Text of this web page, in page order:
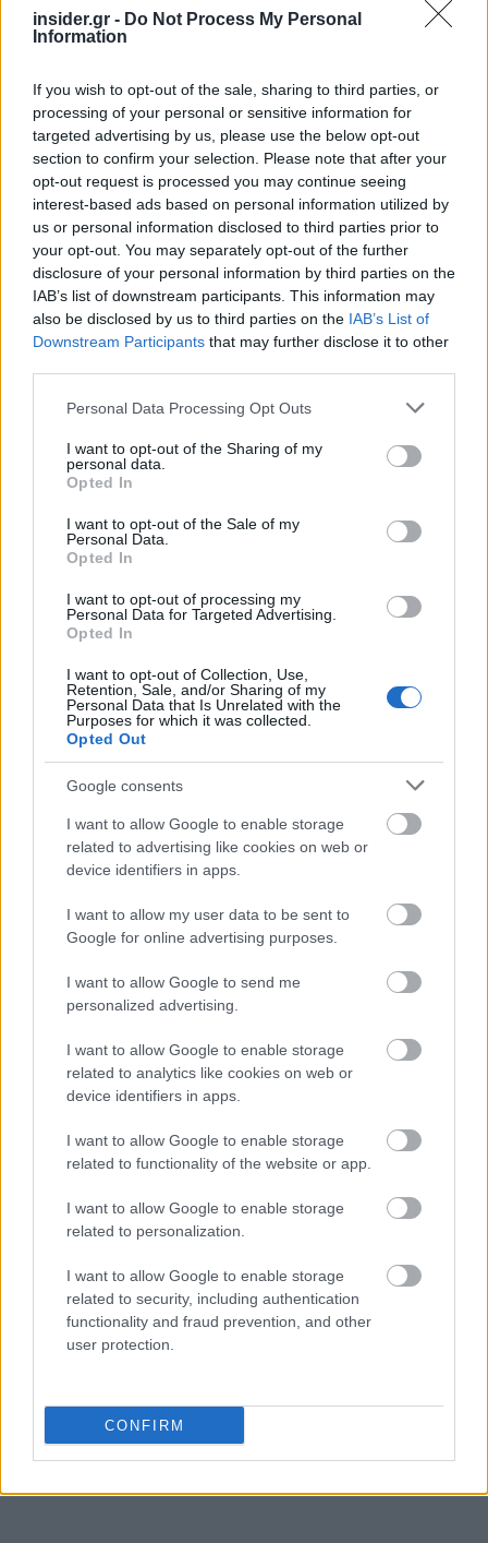
insider.gr - Do Not Process My Personal
Information
If you wish to opt-out of the sale, sharing to third parties, or
processing of your personal or sensitive information for
targeted advertising by us, please use the below opt-out
section to confirm your selection. Please note that after your
opt-out request is processed you may continue seeing
interest-based ads based on personal information utilized by
us or personal information disclosed to third parties prior to
your opt-out. You may separately opt-out of the further
disclosure of your personal information by third parties on the
IAB’s list of downstream participants. This information may
also be disclosed by us to third parties on the IAB’s List of
Downstream Participants that may further disclose it to other
Please note that this website/app uses one or more Google
not limited to your visit or usage behaviour. You may click to
grant or deny consent to Google and its third-party tags to
use your data for below specified purposes in below Google
consent section.
Personal Data Processing Opt Outs
I want to opt-out of the Sharing of my
personal data.
Opted In
I want to opt-out of the Sale of my
Personal Data.
Opted In
I want to opt-out of processing my
Personal Data for Targeted Advertising.
Opted In
I want to opt-out of Collection, Use,
Retention, Sale, and/or Sharing of my
Personal Data that Is Unrelated with the
Purposes for which it was collected.
Opted Out
Google consents
I want to allow Google to enable storage
related to advertising like cookies on web or
device identifiers in apps.
I want to allow my user data to be sent to
Google for online advertising purposes.
I want to allow Google to send me
personalized advertising.
I want to allow Google to enable storage
related to analytics like cookies on web or
device identifiers in apps.
I want to allow Google to enable storage
related to functionality of the website or app.
I want to allow Google to enable storage
related to personalization.
I want to allow Google to enable storage
related to security, including authentication
functionality and fraud prevention, and other
user protection.
CONFIRM
σοβαρά ζητήματα και πολιτικές πράξεις πάνω
στις οποίες μπορεί να το κάνει. Βρίσκομαι
κριτική με σειρά ενεργειών και δηλώσεών μου.
Αν κάποιοι θέλουν τόσο πολύ να με πλήξουν ή να
με μειώσουν πολιτικά, ας το κάνουν πάνω στο
έργο και στις πράξεις μου. Εκτός αν εκεί δεν
υπάρχει κάτι ουσιαστικό να πουν και γι' αυτό
καταφεύγουν σε φήμες, ψεύτικες εικόνες και
προσωπικές επιθέσεις.
Το να μετατρέπεται μία ψεύτικη ή αμφιλεγόμενη
φωτογραφία σε δήθεν "σκάνδαλο" μόνο και μόνο
επειδή βολεύει πολιτικά κάποιους, δείχνει ότι
τελικά δεν τους ενδιαφέρει ούτε η αλήθεια ούτε η
ουσία, απλώς ψάχνουν απεγνωσμένα κάτι για να
πιαστούν. Και επιτέλους θα το ξαναπώ αφήστε
την τοξικότητα έξω από την πολιτική μας ζωή».
Ακολουθήστε τοinsider.gr στο Google News
και μάθετε
πρώτοι όλες τιςειδήσειςαπό την Ελλάδα και τον κόσμο.